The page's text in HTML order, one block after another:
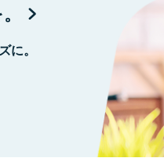
に。